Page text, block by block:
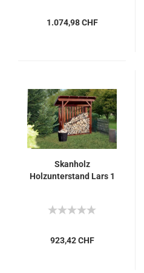
1.074,98 CHF
Skanholz
Holzunterstand Lars 1
923,42 CHF